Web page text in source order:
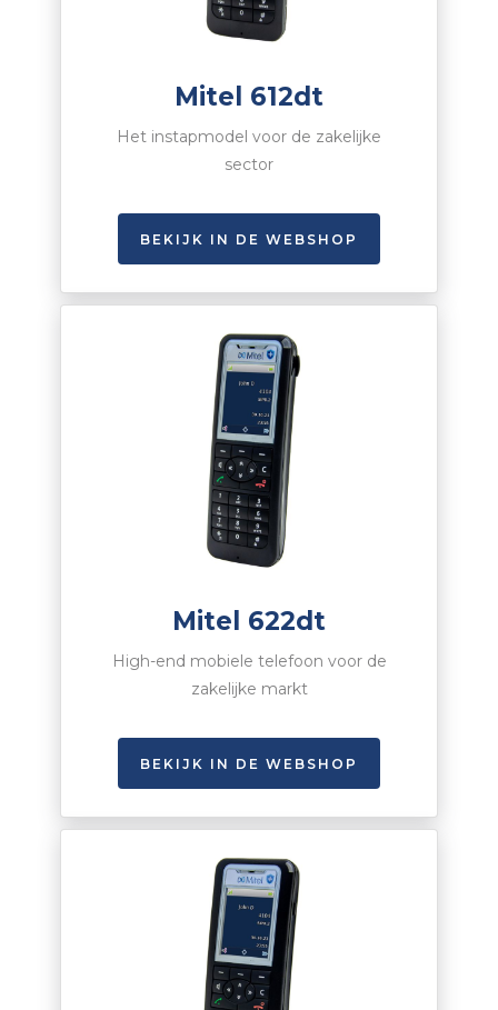
Mitel 612dt
Het instapmodel voor de zakelijke
sector
BEKIJK IN DE WEBSHOP
Mitel 622dt
High-end mobiele telefoon voor de
zakelijke markt
BEKIJK IN DE WEBSHOP